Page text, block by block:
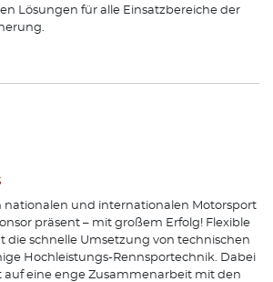
Lösungen für alle Einsatzbereiche der
nationalen und internationalen Motorsport
präsent – mit großem Erfolg! Flexible
die schnelle Umsetzung von technischen
Hochleistungs-Rennsportechnik. Dabei
auf eine enge Zusammenarbeit mit den